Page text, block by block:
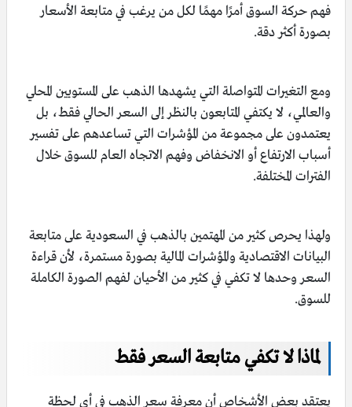
فهم حركة السوق أمرًا مهمًا لكل من يرغب في متابعة الأسعار
بصورة أكثر دقة.
ومع التغيرات المتواصلة التي يشهدها الذهب على المستويين المحلي
والعالمي، لا يكتفي المتابعون بالنظر إلى السعر الحالي فقط، بل
يعتمدون على مجموعة من المؤشرات التي تساعدهم على تفسير
أسباب الارتفاع أو الانخفاض وفهم الاتجاه العام للسوق خلال
الفترات المختلفة.
ولهذا يحرص كثير من المهتمين بالذهب في السعودية على متابعة
البيانات الاقتصادية والمؤشرات المالية بصورة مستمرة، لأن قراءة
السعر وحدها لا تكفي في كثير من الأحيان لفهم الصورة الكاملة
للسوق.
لماذا لا تكفي متابعة السعر فقط
يعتقد بعض الأشخاص أن معرفة سعر الذهب في أي لحظة